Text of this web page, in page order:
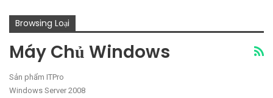
Browsing Loại
Máy Chủ Windows
Sản phẩm ITPro
Windows Server 2008